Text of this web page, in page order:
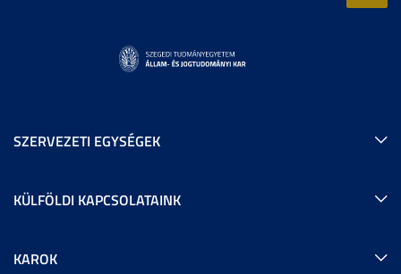
SZERVEZETI EGYSÉGEK
KÜLFÖLDI KAPCSOLATAINK
KAROK